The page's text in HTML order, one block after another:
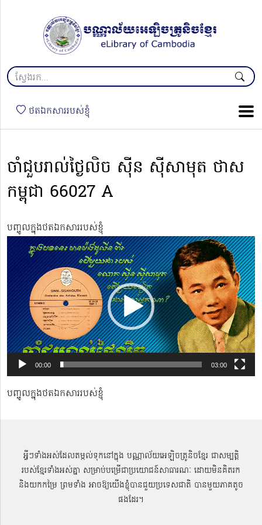
ថតឯកសាររបស់ខ្ញុំ
ចាំជួបរាល់ថ្ងៃលិច ស៊ីន ស៊ីសាមុត ថាស
កម្ពុជា 66027 A
បញ្ចូលក្នុងថតឯកសាររបស់ខ្ញុំ
Video
Player
00:00 03:00
បញ្ចូលក្នុងថតឯកសាររបស់ខ្ញុំ
អ្វីៗទាំងអស់ដែលតម្កល់ទុកនៅក្នុង បណ្ណាល័យអេឡិចត្រូនិចខ្មែរ ជាសម្បតិ្ត
របស់ខ្មែរទាំងអស់គ្នា សម្រាប់បម្រើជាប្រយោជន៍សាធារណៈ ដោយមិនគិតរក
និងយកកម្រៃ ព្រមទាំង អាចឱ្យយើងខ្ញុំបានជួយប្រទេសជាតិ បានមួយភាគតូច
ផងដែរ។